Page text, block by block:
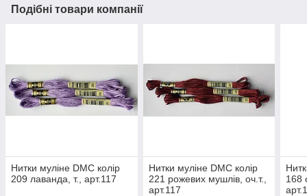
Подібні товари компанії
Нитки муліне DMC колір
209 лаванда, т., арт.117
Нитки муліне DMC колір
221 рожевих мушлів, оч.т.,
арт.117
168